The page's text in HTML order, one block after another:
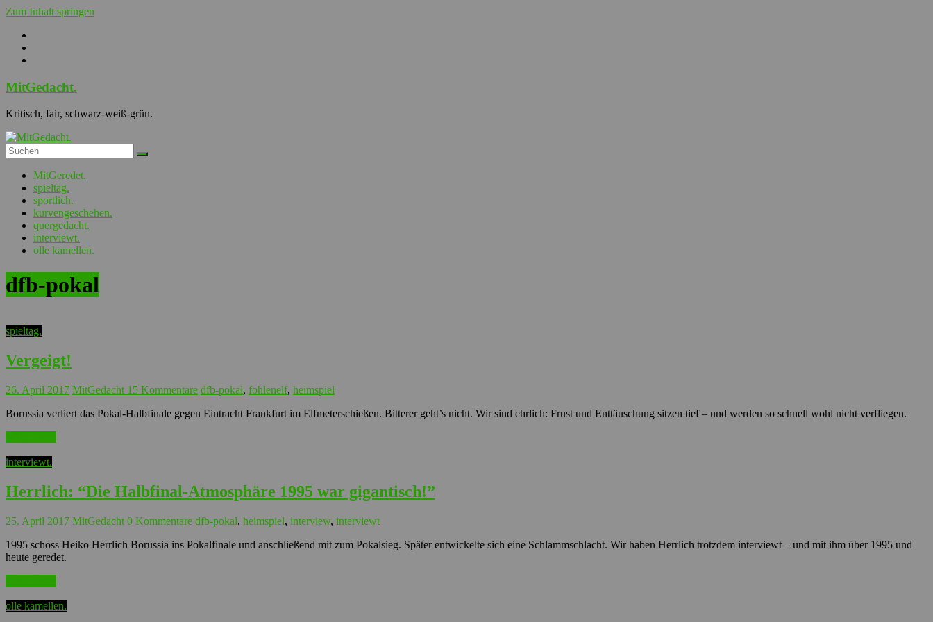
Zum Inhalt springen
MitGedacht.
Kritisch, fair, schwarz-weiß-grün.
MitGeredet.
spieltag.
sportlich.
kurvengeschehen.
quergedacht.
interviewt.
olle kamellen.
dfb-pokal
spieltag.
Vergeigt!
26. April 2017 MitGedacht 15 Kommentare dfb-pokal, fohlenelf, heimspiel
Borussia verliert das Pokal-Halbfinale gegen Eintracht Frankfurt im Elfmeterschießen. Bitterer geht’s nicht. Wir sind ehrlich: Frust und Enttäuschung sitzen tief – und werden so schnell wohl nicht verfliegen.
interviewt.
Herrlich: “Die Halbfinal-Atmosphäre 1995 war gigantisch!”
25. April 2017 MitGedacht 0 Kommentare dfb-pokal, heimspiel, interview, interviewt
1995 schoss Heiko Herrlich Borussia ins Pokalfinale und anschließend mit zum Pokalsieg. Später entwickelte sich eine Schlammschlacht. Wir haben Herrlich trotzdem interviewt – und mit ihm über 1995 und
heute geredet.
olle kamellen.